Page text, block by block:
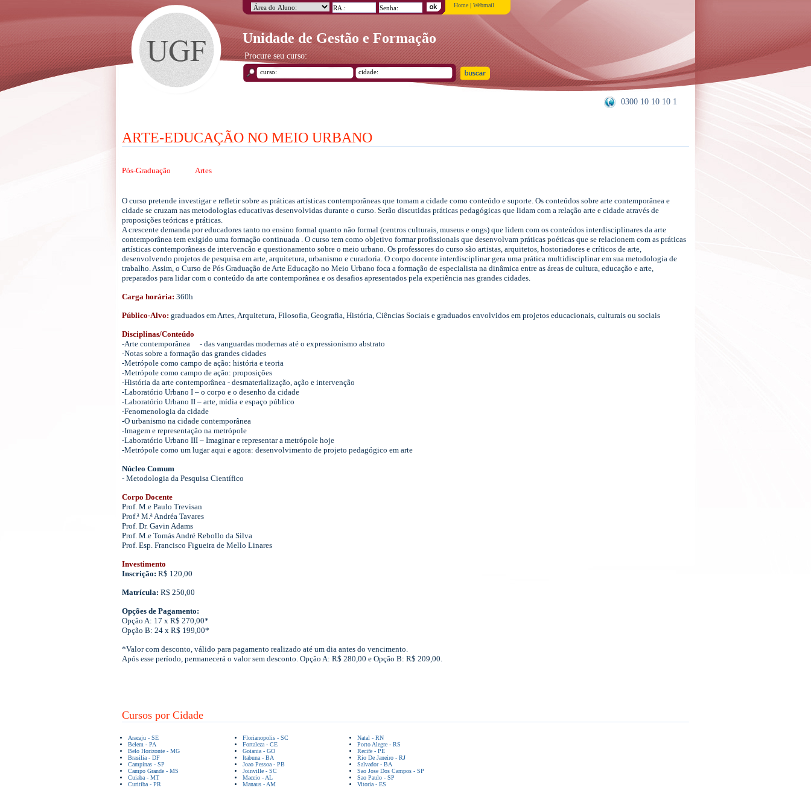
Unidade de Gestão e Formação
Home | Webmail
Procure seu curso:
0300 10 10 10 1
ARTE-EDUCAÇÃO NO MEIO URBANO
Pós-Graduação Artes
O curso pretende investigar e refletir sobre as práticas artísticas contemporâneas que tomam a cidade como conteúdo e suporte. Os conteúdos sobre arte contemporânea e
cidade se cruzam nas metodologias educativas desenvolvidas durante o curso. Serão discutidas práticas pedagógicas que lidam com a relação arte e cidade através de
proposições teóricas e práticas.
A crescente demanda por educadores tanto no ensino formal quanto não formal (centros culturais, museus e ongs) que lidem com os conteúdos interdisciplinares da arte
contemporânea tem exigido uma formação continuada . O curso tem como objetivo formar profissionais que desenvolvam práticas poéticas que se relacionem com as práticas
artísticas contemporâneas de intervencão e questionamento sobre o meio urbano. Os professores do curso são artistas, arquitetos, hostoriadores e críticos de arte,
desenvolvendo projetos de pesquisa em arte, arquitetura, urbanismo e curadoria. O corpo docente interdisciplinar gera uma prática multidisciplinar em sua metodologia de
trabalho. Assim, o Curso de Pós Graduação de Arte Educação no Meio Urbano foca a formação de especialista na dinâmica entre as áreas de cultura, educação e arte,
preparados para lidar com o conteúdo da arte contemporânea e os desafios apresentados pela experiência nas grandes cidades.
Carga horária: 360h
Público-Alvo: graduados em Artes, Arquitetura, Filosofia, Geografia, História, Ciências Sociais e graduados envolvidos em projetos educacionais, culturais ou sociais
Disciplinas/Conteúdo
-Arte contemporânea
- das vanguardas modernas até o expressionismo abstrato
-Notas sobre a formação das grandes cidades
-Metrópole como campo de ação: história e teoria
-Metrópole como campo de ação: proposições
-História da arte contemporânea - desmaterialização, ação e intervenção
-Laboratório Urbano I – o corpo e o desenho da cidade
-Laboratório Urbano II – arte, mídia e espaço público
-Fenomenologia da cidade
-O urbanismo na cidade contemporânea
-Imagem e representação na metrópole
-Laboratório Urbano III – Imaginar e representar a metrópole hoje
-Metrópole como um lugar aqui e agora: desenvolvimento de projeto pedagógico em arte
Núcleo Comum
- Metodologia da Pesquisa Científico
Corpo Docente
Prof. M.e Paulo Trevisan
Prof.ª M.ª Andréa Tavares
Prof. Dr. Gavin Adams
Prof. M.e Tomás André Rebollo da Silva
Prof. Esp. Francisco Figueira de Mello Linares
Investimento
Inscrição: R$ 120,00
Matrícula: R$ 250,00
Opções de Pagamento:
Opção A: 17 x R$ 270,00*
Opção B: 24 x R$ 199,00*
*Valor com desconto, válido para pagamento realizado até um dia antes do vencimento.
Após esse período, permanecerá o valor sem desconto. Opção A: R$ 280,00 e Opção B: R$ 209,00.
Cursos por Cidade
Aracaju - SE
Belem - PA
Belo Horizonte - MG
Brasilia - DF
Campinas - SP
Campo Grande - MS
Cuiaba - MT
Curitiba - PR
Florianopolis - SC
Fortaleza - CE
Goiania - GO
Itabuna - BA
Joao Pessoa - PB
Joinville - SC
Maceio - AL
Manaus - AM
Natal - RN
Porto Alegre - RS
Recife - PE
Rio De Janeiro - RJ
Salvador - BA
Sao Jose Dos Campos - SP
Sao Paulo - SP
Vitoria - ES